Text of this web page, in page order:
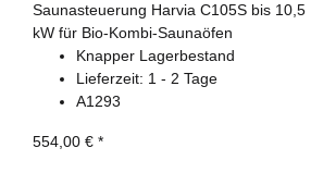
Saunasteuerung Harvia C105S bis 10,5
kW für Bio-Kombi-Saunaöfen
Knapper Lagerbestand
Lieferzeit: 1 - 2 Tage
A1293
554,00 € *